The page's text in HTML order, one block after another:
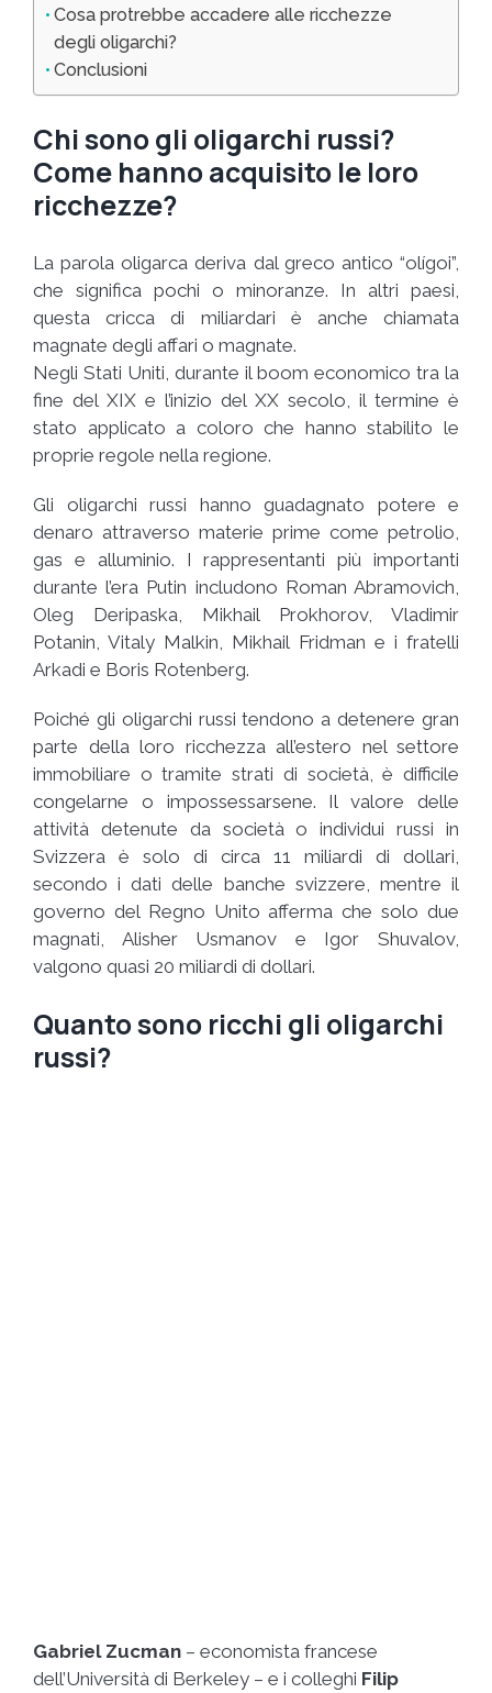
Cosa protrebbe accadere alle ricchezze
degli oligarchi?
Conclusioni
Chi sono gli oligarchi russi?
Come hanno acquisito le loro
ricchezze?
La parola oligarca deriva dal greco antico “olígoi”,
che significa pochi o minoranze. In altri paesi,
questa cricca di miliardari è anche chiamata
magnate degli affari o magnate.
Negli Stati Uniti, durante il boom economico tra la
fine del XIX e l’inizio del XX secolo, il termine è
stato applicato a coloro che hanno stabilito le
proprie regole nella regione.
Gli oligarchi russi hanno guadagnato potere e
denaro attraverso materie prime come petrolio,
gas e alluminio. I rappresentanti più importanti
durante l’era Putin includono Roman Abramovich,
Oleg Deripaska, Mikhail Prokhorov, Vladimir
Potanin, Vitaly Malkin, Mikhail Fridman e i fratelli
Arkadi e Boris Rotenberg.
Poiché gli oligarchi russi tendono a detenere gran
parte della loro ricchezza all’estero nel settore
immobiliare o tramite strati di società, è difficile
congelarne o impossessarsene. Il valore delle
attività detenute da società o individui russi in
Svizzera è solo di circa 11 miliardi di dollari,
secondo i dati delle banche svizzere, mentre il
governo del Regno Unito afferma che solo due
magnati, Alisher Usmanov e Igor Shuvalov,
valgono quasi 20 miliardi di dollari.
Quanto sono ricchi gli oligarchi
russi?
Gabriel Zucman – economista francese
dell’Università di Berkeley – e i colleghi Filip